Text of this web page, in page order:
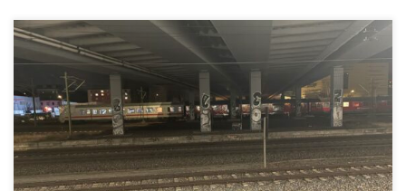
題 目：『科学技術の深層心理』 講 師：兼城賢志 日
時：2026年7月27日(月) 19:00-2 […]